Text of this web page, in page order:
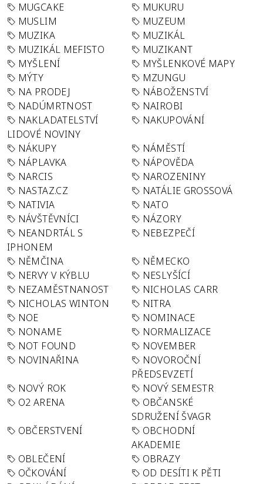
MUGCAKE
MUKURU
MUSLIM
MUZEUM
MUZIKA
MUZIKÁL
MUZIKÁL MEFISTO
MUZIKANT
MYŠLENÍ
MYŠLENKOVÉ MAPY
MÝTY
MZUNGU
NA PRODEJ
NÁBOŽENSTVÍ
NADÚMRTNOST
NAIROBI
NAKLADATELSTVÍ
LIDOVÉ NOVINY
NAKUPOVÁNÍ
NÁKUPY
NÁMĚSTÍ
NÁPLAVKA
NÁPOVĚDA
NARCIS
NAROZENINY
NASTAZ.CZ
NATÁLIE GROSSOVÁ
NATIVIA
NATO
NÁVŠTĚVNÍCI
NÁZORY
NEANDRTÁL S
IPHONEM
NEBEZPEČÍ
NĚMČINA
NĚMECKO
NERVY V KÝBLU
NESLYŠÍCÍ
NEZAMĚSTNANOST
NICHOLAS CARR
NICHOLAS WINTON
NITRA
NOE
NOMINACE
NONAME
NORMALIZACE
NOT FOUND
NOVEMBER
NOVINAŘINA
NOVOROČNÍ
PŘEDSEVZETÍ
NOVÝ ROK
NOVÝ SEMESTR
O2 ARENA
OBČANSKÉ
SDRUŽENÍ ŠVAGR
OBČERSTVENÍ
OBCHODNÍ
AKADEMIE
OBLEČENÍ
OBRAZY
OČKOVÁNÍ
OD DESÍTI K PĚTI